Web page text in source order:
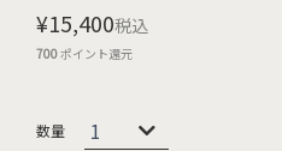
¥15,400税込
700ポイント還元